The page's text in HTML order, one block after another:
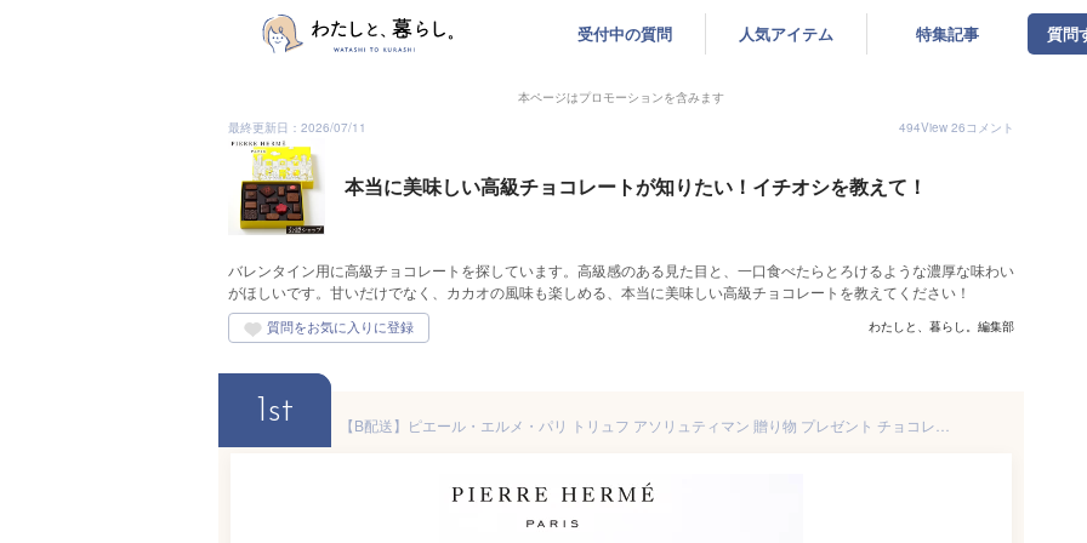
受付中の質問 人気アイテム 特集記事 質問
本ページはプロモーションを含みます
最終更新日：2026/07/11
494View 26コメント
本当に美味しい高級チョコレートが知りたい！イチオシを教えて！
バレンタイン用に高級チョコレートを探しています。高級感のある見た目と、一口食べたらとろけるような濃厚な味わい
がほしいです。甘いだけでなく、カカオの風味も楽しめる、本当に美味しい高級チョコレートを教えてください！
わたしと、暮らし。編集部
1st